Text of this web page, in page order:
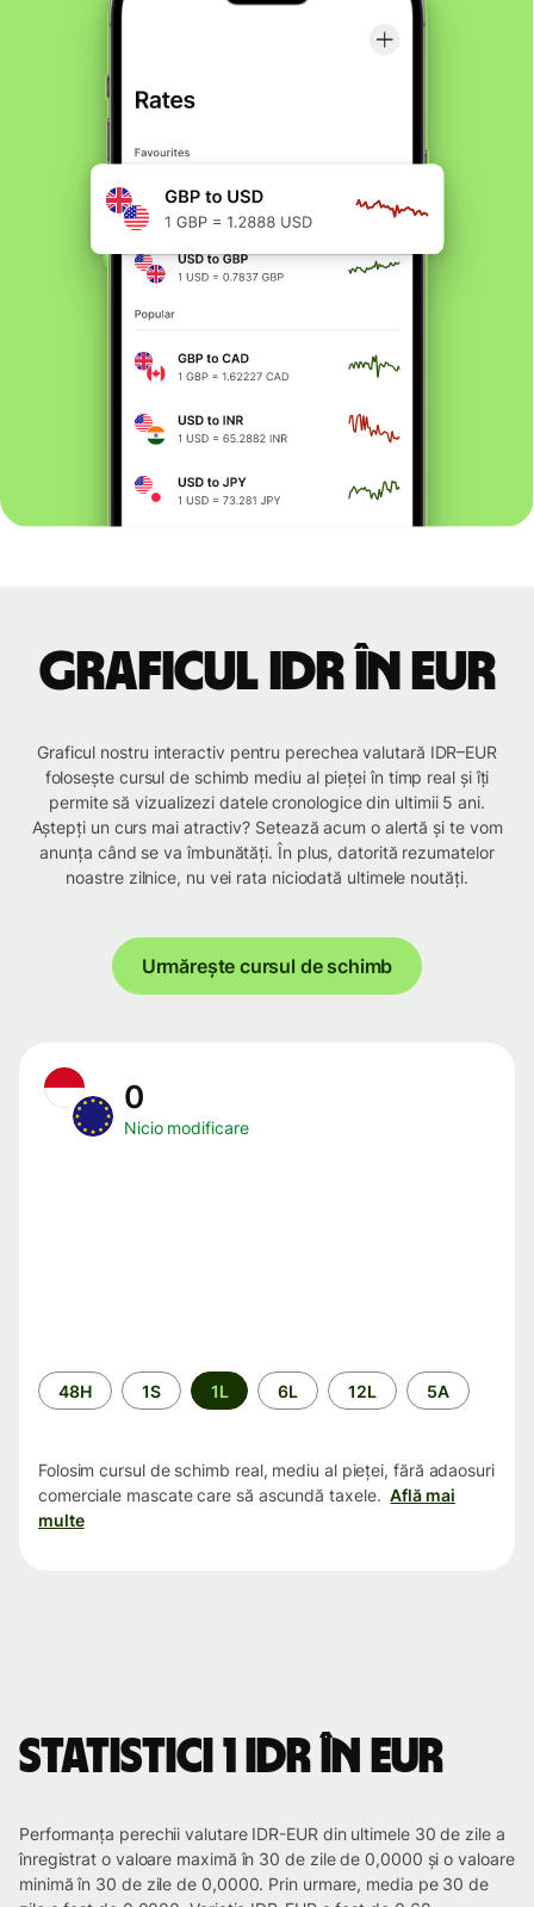
Graficul IDR în EUR
Graficul nostru interactiv pentru perechea valutară IDR–EUR
folosește cursul de schimb mediu al pieței în timp real și îți
permite să vizualizezi datele cronologice din ultimii 5 ani.
Aștepți un curs mai atractiv? Setează acum o alertă și te vom
anunța când se va îmbunătăți. În plus, datorită rezumatelor
noastre zilnice, nu vei rata niciodată ultimele noutăți.
Urmărește cursul de schimb
0
Nicio modificare
Perioada
48H 1S 1L 6L 12L 5A
Folosim cursul de schimb real, mediu al pieței, fără adaosuri
comerciale mascate care să ascundă taxele. Află mai
multe
Statistici 1 IDR în EUR
Performanța perechii valutare IDR-EUR din ultimele 30 de zile a
înregistrat o valoare maximă în 30 de zile de 0,0000 și o valoare
minimă în 30 de zile de 0,0000. Prin urmare, media pe 30 de